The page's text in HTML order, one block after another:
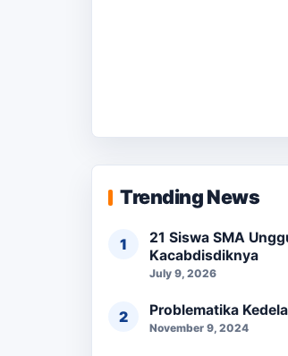
Trending News
21 Siswa SMA
Kacabdisdiknya
July 9, 2026
Problematika
November 9, 2024